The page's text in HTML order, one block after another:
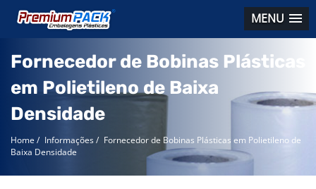
MENU
Fornecedor de Bobinas Plásticas
em Polietileno de Baixa
Densidade
Home / Informações/ Fornecedor de Bobinas Plásticas em Polietileno de
Baixa Densidade